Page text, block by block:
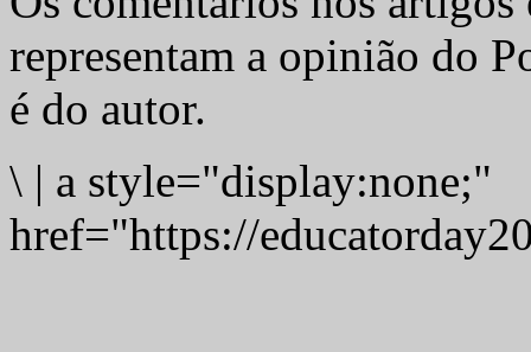
representam a opinião do
é do autor.
\ | a style="display:none;"
href="https://